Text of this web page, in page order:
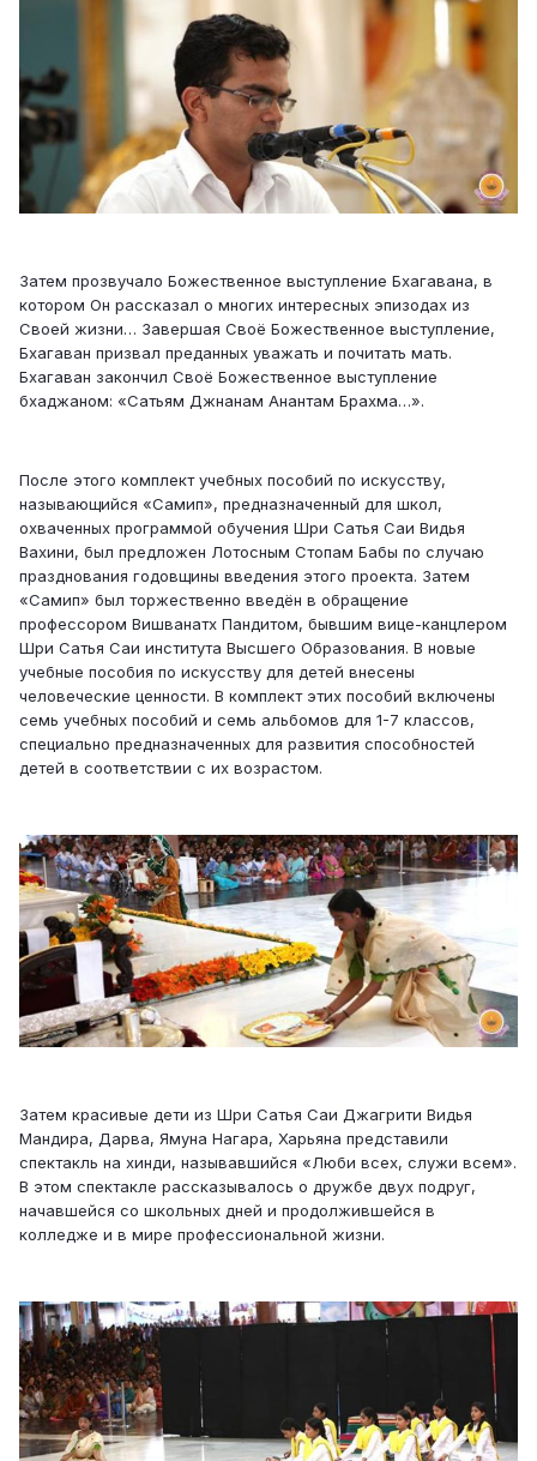
Затем прозвучало Божественное выступление Бхагавана, в
котором Он рассказал о многих интересных эпизодах из
Своей жизни… Завершая Своё Божественное выступление,
Бхагаван призвал преданных уважать и почитать мать.
Бхагаван закончил Своё Божественное выступление
бхаджаном: «Сатьям Джнанам Анантам Брахма…».
После этого комплект учебных пособий по искусству,
называющийся «Самип», предназначенный для школ,
охваченных программой обучения Шри Сатья Саи Видья
Вахини, был предложен Лотосным Стопам Бабы по случаю
празднования годовщины введения этого проекта. Затем
«Самип» был торжественно введён в обращение
профессором Вишванатх Пандитом, бывшим вице-канцлером
Шри Сатья Саи института Высшего Образования. В новые
учебные пособия по искусству для детей внесены
человеческие ценности. В комплект этих пособий включены
семь учебных пособий и семь альбомов для 1-7 классов,
специально предназначенных для развития способностей
детей в соответствии с их возрастом.
Затем красивые дети из Шри Сатья Саи Джагрити Видья
Мандира, Дарва, Ямуна Нагара, Харьяна представили
спектакль на хинди, называвшийся «Люби всех, служи всем».
В этом спектакле рассказывалось о дружбе двух подруг,
начавшейся со школьных дней и продолжившейся в
колледже и в мире профессиональной жизни.